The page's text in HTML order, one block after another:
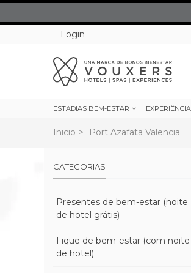
Login
ESTADIAS BEM-ESTAR
Inicio > Port Azafata Valencia
CATEGORIAS
Presentes de bem-estar (noite
de hotel grátis)
Fique de bem-estar (com noite
de hotel)